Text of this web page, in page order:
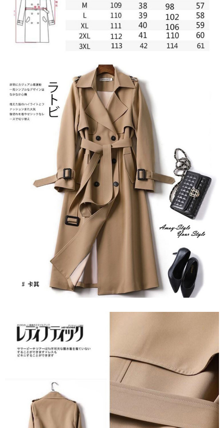
ATM／網路銀行／等多元方式進行付款，方視為交易完成。
※ 請注意：結帳手續完成當下不需立刻繳費，但若您需要取消訂單，請聯絡
購買商品的店家。未經商家同意取消之訂單仍視為有效，需透過AFTEE先享
後付繳納相關費用。
※ 交易是否成功請以「AFTEE先享後付 」之結帳頁面顯示為準，若有關於
是否繳費成功／繳費後需取消欲退款等相關疑問，請聯繫「AFTEE先享後付
１．透過由恩沛科技股份有限公司提供之「AFTEE先享後付」服務完成之交
易，需依本服務之必要範圍內提供個人資料，並將交易相關給付款項請求債
權轉讓予恩沛科技股份有限公司。
２．關於個人資料處理事宜，請瀏覽以下網址：
https://aftee.tw/terms/#terms3
３．未成年的使用者請事先徵得法定代理人或監護人之同意方可使用
「AFTEE先享後付」，若未經同意申辦者引起之損失，本公司不負相關責
４．使用「AFTEE先享後付」時，將依據個別帳號之用戶狀況，依本公司即
時審查核予不同之上限額度；若仍有額度不足之情形，本公司將視審查結果
請求用戶進行身份認證。
５．嚴禁一人註冊多個帳號或使用他人資訊註冊。若發現惡意使用之情形，
恩沛科技股份有限公司將有權停止該用戶之使用額度並採取法律行動。
7-11取貨付款
每筆NT$79，滿NT$1,000(含以上)免運費
付款後7-11取貨
每筆NT$90，滿NT$1,000(含以上)免運費
宅配離島
每筆NT$100，滿NT$1,500(含以上)免運費